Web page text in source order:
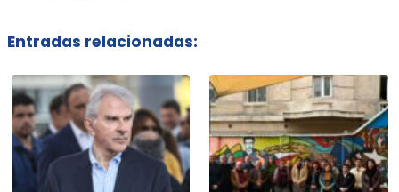
Entradas relacionadas: